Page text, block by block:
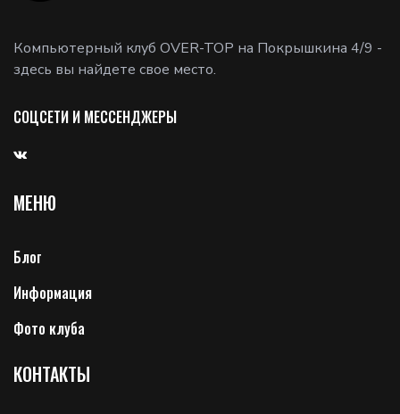
Компьютерный клуб OVER-TOP на Покрышкина 4/9 -
здесь вы найдете свое место.
СОЦСЕТИ И МЕССЕНДЖЕРЫ
МЕНЮ
Блог
Информация
Фото клуба
КОНТАКТЫ